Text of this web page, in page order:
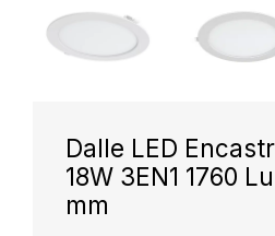
Dalle LED
18W 3EN1 1760
mm